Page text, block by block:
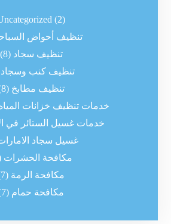
(2)
تنظيف أحواض
تنظيف سجاد (8)
تنظيف كنب وسجاد
تنظيف مطابخ (8)
خدمات تنظيف خزانات
خدمات غسيل الستائر في
غسيل سجاد
مكافحة الحشرات
مكافحة الرمة (7)
مكافحة حمام (7)